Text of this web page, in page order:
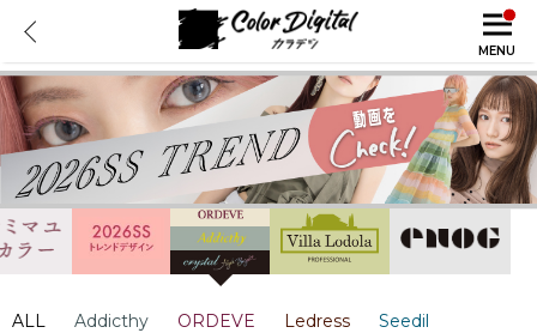
MENU
ALL Addicthy ORDEVE Ledress Seedil